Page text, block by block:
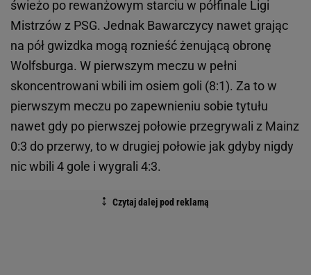
świeżo po rewanżowym starciu w półfinale Ligi
Mistrzów z PSG. Jednak Bawarczycy nawet grając
na pół gwizdka mogą roznieść żenującą obronę
Wolfsburga. W pierwszym meczu w pełni
skoncentrowani wbili im osiem goli (8:1). Za to w
pierwszym meczu po zapewnieniu sobie tytułu
nawet gdy po pierwszej połowie przegrywali z Mainz
0:3 do przerwy, to w drugiej połowie jak gdyby nigdy
nic wbili 4 gole i wygrali 4:3.